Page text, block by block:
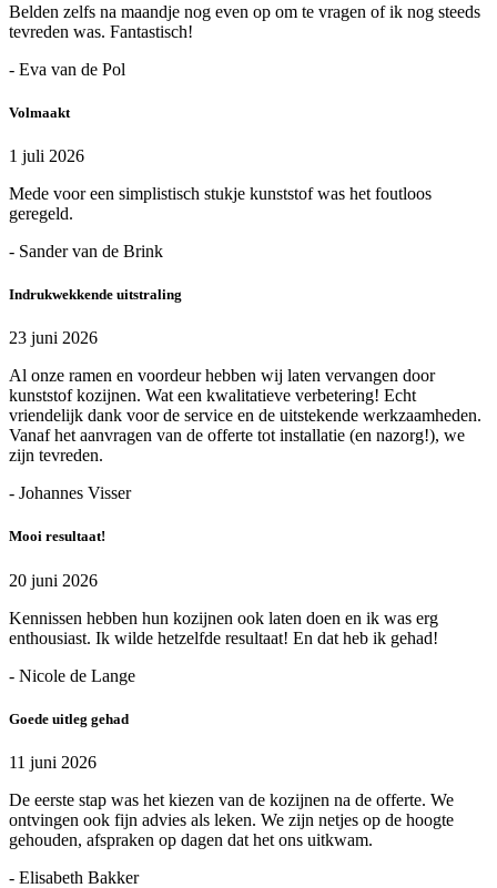
Belden zelfs na maandje nog even op om te vragen of ik nog steeds
tevreden was. Fantastisch!
- Eva van de Pol
Volmaakt
1 juli 2026
Mede voor een simplistisch stukje kunststof was het foutloos
geregeld.
- Sander van de Brink
Indrukwekkende uitstraling
23 juni 2026
Al onze ramen en voordeur hebben wij laten vervangen door
kunststof kozijnen. Wat een kwalitatieve verbetering! Echt
vriendelijk dank voor de service en de uitstekende werkzaamheden.
Vanaf het aanvragen van de offerte tot installatie (en nazorg!), we
zijn tevreden.
- Johannes Visser
Mooi resultaat!
20 juni 2026
Kennissen hebben hun kozijnen ook laten doen en ik was erg
enthousiast. Ik wilde hetzelfde resultaat! En dat heb ik gehad!
- Nicole de Lange
Goede uitleg gehad
11 juni 2026
De eerste stap was het kiezen van de kozijnen na de offerte. We
ontvingen ook fijn advies als leken. We zijn netjes op de hoogte
gehouden, afspraken op dagen dat het ons uitkwam.
- Elisabeth Bakker